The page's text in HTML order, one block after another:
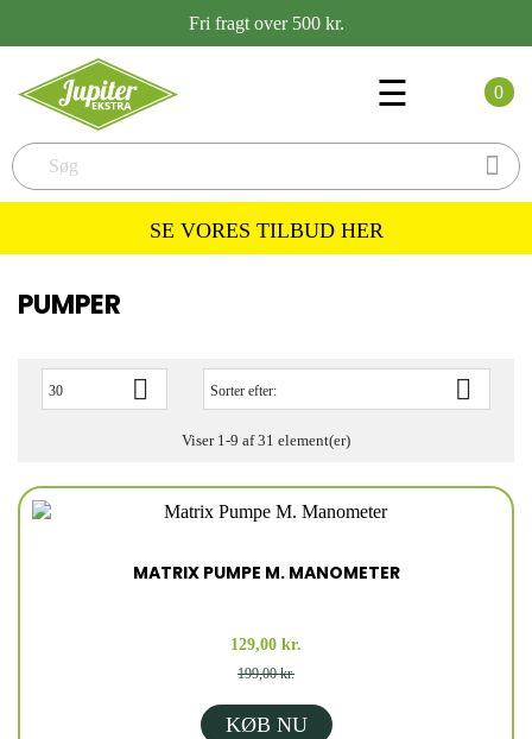
Fri fragt over 500 kr.
Toggle
☰

0
SE VORES TILBUD HER
PUMPER
30  Sorter efter: 
Viser 1-9 af 31 element(er)
MATRIX PUMPE M. MANOMETER
129,00 kr.
199,00 kr.
KØB NU